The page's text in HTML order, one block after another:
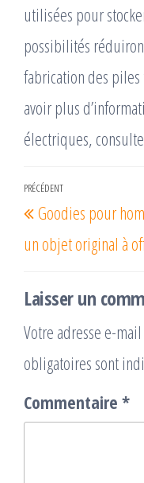
utilisées pour
possibilités
fabrication des
avoir plus
électriques,
Navigation
de
l’article
Article
précédent
PRÉCÉDENT
Goodies pour
un objet original à
Laisser un
Votre adresse e-
obligatoires sont
Commentaire *